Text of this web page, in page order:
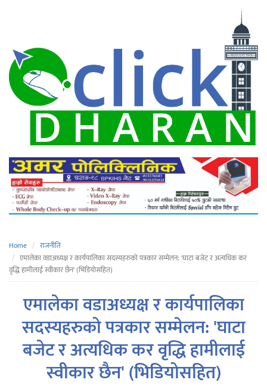
Home
राजनीति
एमालेका वडाअध्यक्ष र कार्यपालिका सदस्यहरुको पत्रकार सम्मेलन: 'घाटा बजेट र अत्यधिक कर
वृद्धि हामीलाई स्वीकार छैन' (भिडियोसहित)
एमालेका वडाअध्यक्ष र कार्यपालिका
सदस्यहरुको पत्रकार सम्मेलन: 'घाटा
बजेट र अत्यधिक कर वृद्धि हामीलाई
स्वीकार छैन' (भिडियोसहित)